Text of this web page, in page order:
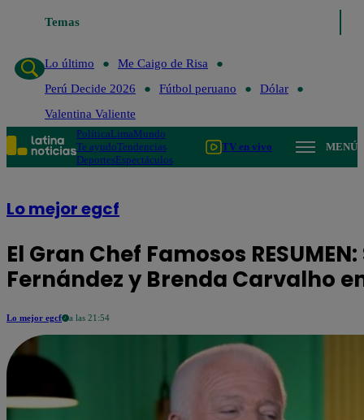
Temas
Lo último
Me Caigo de Risa
Perú Decide 2026
Fútbol peruano
Dólar
Valentina Valiente
PolíticaLimaMundo
Te ayudoTendencias
DeportesEspectáculos
TV en vivo MENÚ
Lo mejor egcf
El Gran Chef Famosos
Fernández y Brenda Carvalho
Lo mejor egcf a las 21:54